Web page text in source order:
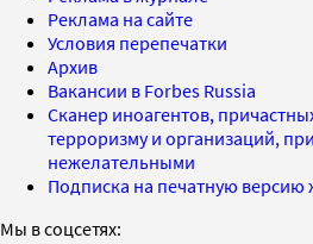
Реклама на сайте
Условия перепечатки
Архив
Вакансии в Forbes Russia
Сканер иноагентов,
терроризму и организаций,
нежелательными
Подписка на печатную версию
Мы в соцсетях: